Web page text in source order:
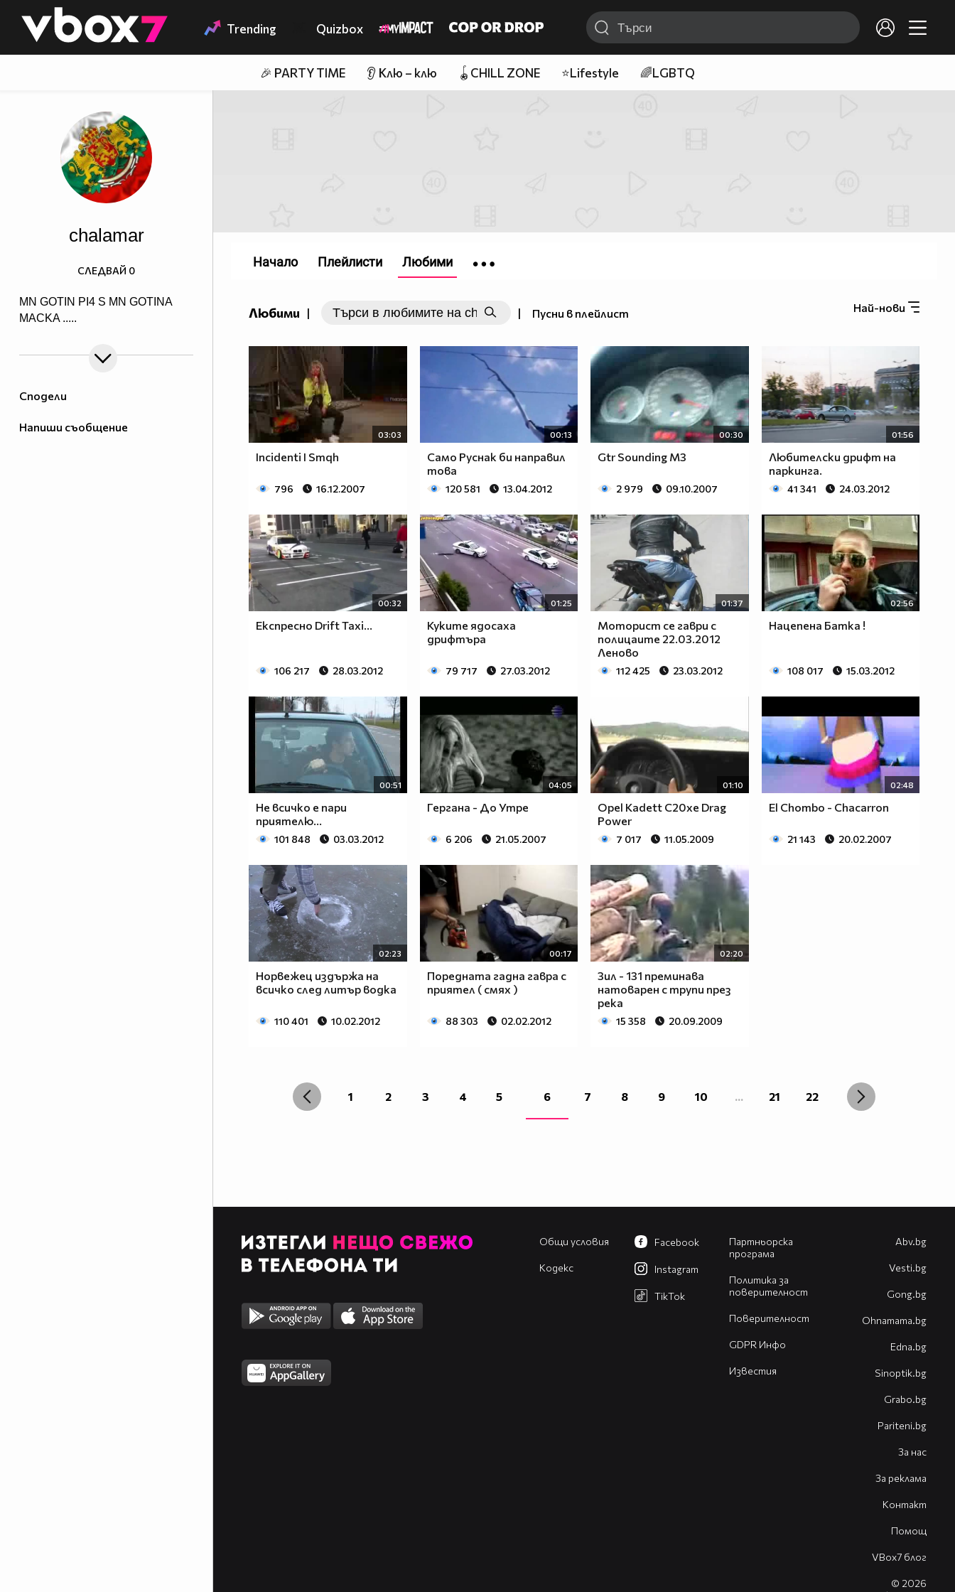
👾 Trending Quizbox
🎉 PARTY TIME 👂 Клю – клю 🪀CHILL ZONE ⭐Lifestyle 🌈LGBTQ
Сподели
Напиши съобщение
chalamar
MN GOTIN PI4 S MN GOTINA
MACKA .....
СЛЕДВАЙ 0
Любими | | Пусни в плейлист Най-нови
03:03
Incidenti I Smqh
796 16.12.2007
00:13
Само Руснак би направил
това
120 581 13.04.2012
00:30
Gtr Sounding M3
2 979 09.10.2007
01:56
Любителски дрифт на
паркинга.
41 341 24.03.2012
00:32
Експресно Drift Taxi...
106 217 28.03.2012
01:25
Куките ядосаха
дрифтъра
79 717 27.03.2012
01:37
Моторист се гаври с
полицаите 22.03.2012
Леново
112 425 23.03.2012
02:56
Нацепена Батка !
108 017 15.03.2012
00:51
Не всичко е пари
приятелю...
101 848 03.03.2012
04:05
Гергана - До Утре
6 206 21.05.2007
01:10
Opel Kadett C20xe Drag
Power
7 017 11.05.2009
02:48
El Chombo - Chacarron
21 143 20.02.2007
02:23
Норвежец издържа на
всичко след литър водка
110 401 10.02.2012
00:17
Поредната гадна гавра с
приятел ( смях )
88 303 02.02.2012
02:20
Зил - 131 преминава
натоварен с трупи през
река
15 358 20.09.2009
1 2 3 4 5 6 7 8 9 10 ... 21 22
Начало Плейлисти Любими
Общи условия
Кодекс
Партньорска
програма
Политика за
поверителност
Поверителност
GDPR Инфо
Известия
Facebook
Instagram
TikTok
Abv.bg
Vesti.bg
Gong.bg
Оhnamama.bg
Edna.bg
Sinoptik.bg
Grabo.bg
Pariteni.bg
За нас
За реклама
Контакт
Помощ
VBox7 блог
© 2026